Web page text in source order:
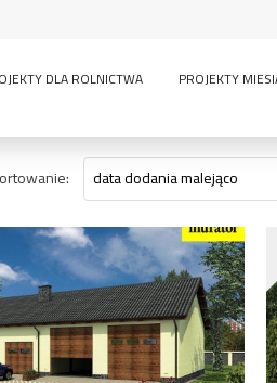
DLA ROLNICTWA PROJEKTY
data dodania malejąco